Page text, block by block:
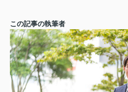
この記事の執筆者